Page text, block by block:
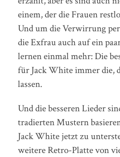
einem, der die Frauen
Und um die Verwirrung
die Exfrau auch auf ein
lernen einmal mehr: Die
für Jack White immer die,
lassen.
Und die besseren Lieder
tradierten Mustern
Jack White jetzt zu
weitere Retro-Platte von